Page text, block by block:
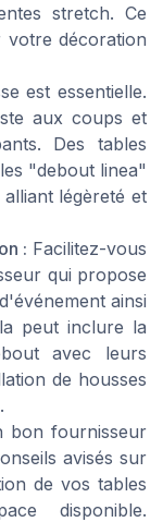
stretch. Ce
décoration
est essentielle.
aux coups et
Des tables
"debout linea"
légèreté et
: Facilitez-vous
qui propose
ainsi
peut inclure la
avec leurs
de housses
bon fournisseur
avisés sur
de vos tables
disponible.